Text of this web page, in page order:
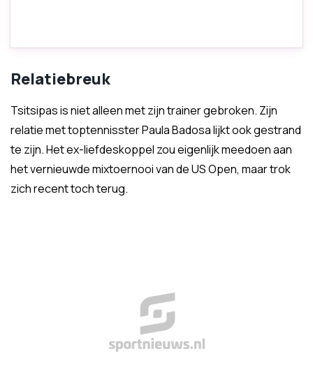
Relatiebreuk
Tsitsipas is niet alleen met zijn trainer gebroken. Zijn
relatie met toptennisster Paula Badosa lijkt ook gestrand
te zijn. Het ex-liefdeskoppel zou eigenlijk meedoen aan
het vernieuwde mixtoernooi van de US Open, maar trok
zich recent toch terug.